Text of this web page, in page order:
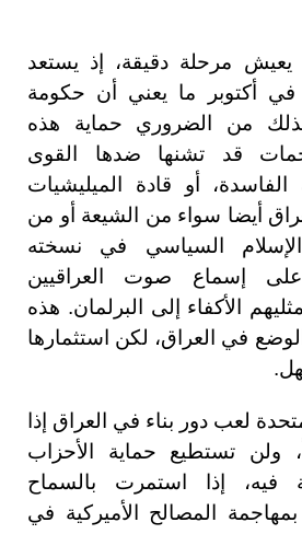
يعيش مرحلة دقيقة، إذ يستعد
في أكتوبر ما يعني أن حكومة
من الضروري حماية هذه
قد تشنها ضدها القوى
الفاسدة، أو قادة الميليشيات
أيضا سواء من الشيعة أو من
السياسي في نسخته
على إسماع صوت العراقيين
الأكفاء إلى البرلمان. هذه
في العراق، لكن استثمارها
لعب دور بناء في العراق إذا
ولن تستطيع حماية الأحزاب
فيه، إذا استمرت بالسماح
المصالح الأميركية في